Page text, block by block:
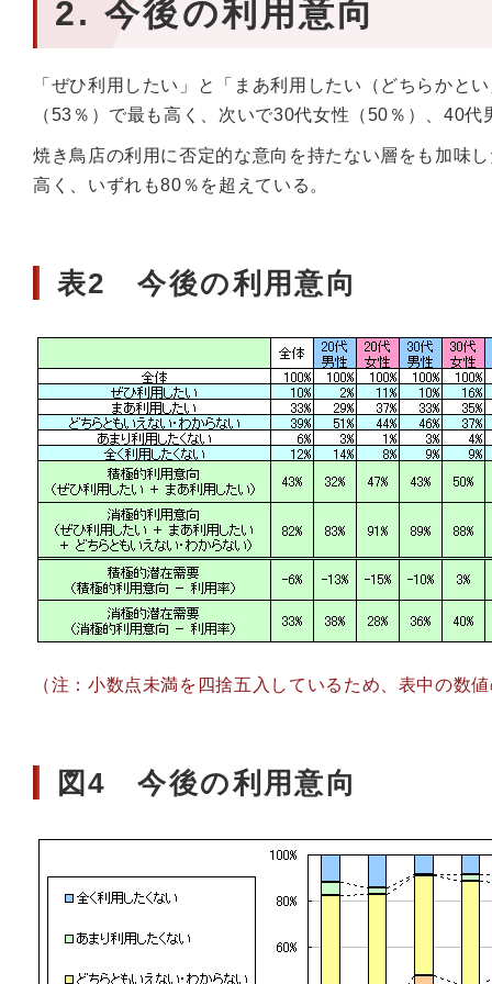
2. 今後の利用意向
「ぜひ利用したい」と「まあ利用したい（どちらかと
（53％）で最も高く、次いで30代女性（50％）、40
焼き鳥店の利用に否定的な意向を持たない層をも加味
高く、いずれも80％を超えている。
表2 今後の利用意向
（注：小数点未満を四捨五入しているため、表中の数
図4 今後の利用意向